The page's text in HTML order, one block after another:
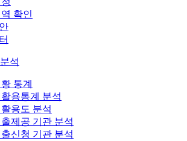
확인
석
통계
용통계 분석
용도 분석
제공 기관 분석
신청 기관 분석